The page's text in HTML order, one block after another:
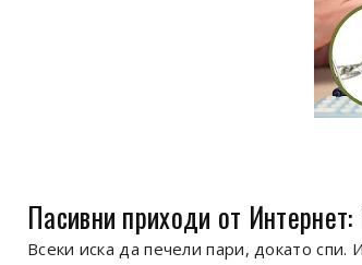
Пасивни приходи от
Всеки иска да печели пари, докато